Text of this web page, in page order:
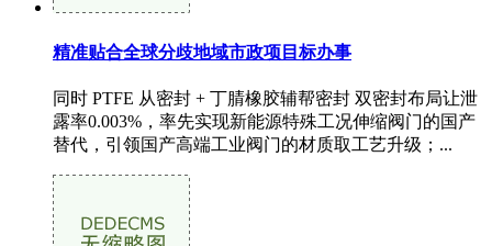
精准贴合全球分歧地域市政项目标办事
同时 PTFE 从密封 + 丁腈橡胶辅帮密封 双密封布局让泄
露率0.003%，率先实现新能源特殊工况伸缩阀门的国产
替代，引领国产高端工业阀门的材质取工艺升级；...